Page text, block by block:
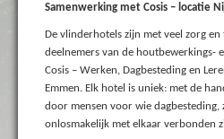
Samenwerking met Cosis – locatie
De vlinderhotels zijn met veel zorg
deelnemers van de houtbewerkings-
Cosis – Werken, Dagbesteding en
Emmen. Elk hotel is uniek: met de
door mensen voor wie dagbesteding,
onlosmakelijk met elkaar verbonden